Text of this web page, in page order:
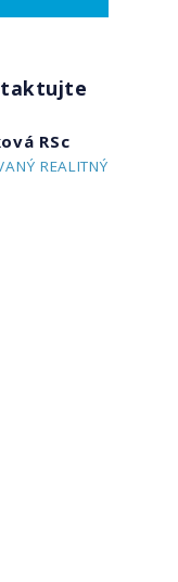
RSc
REALITNÝ